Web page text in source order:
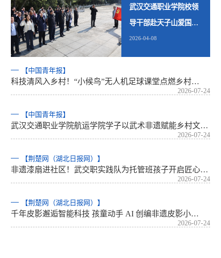
武汉交通职业学院校领
导干部赴天子山爱国主
义教育基…
2026-04-08
【中国青年报】
科技清风入乡村！“小候鸟”无人机足球课堂点燃乡村…
2026-07-24
【中国青年报】
武汉交通职业学院航运学院学子以武术非遗赋能乡村文…
2026-07-24
【荆楚网（湖北日报网）】
非遗漆扇进社区！武交职实践队为托管班孩子开启匠心…
2026-07-24
【荆楚网（湖北日报网）】
千年皮影邂逅智能科技 孩童动手 AI 创编非遗皮影小…
2026-07-24